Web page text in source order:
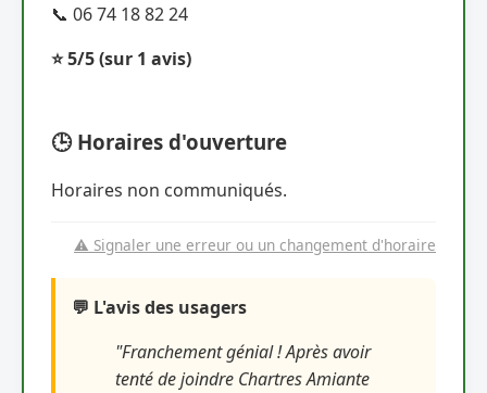
📞 06 74 18 82 24
⭐ 5/5(sur 1 avis)
🕒 Horaires d'ouverture
Horaires non communiqués.
⚠️ Signaler une erreur ou un changement d'horaire
💬 L'avis des usagers
"Franchement génial ! Après avoir
tenté de joindre Chartres Amiante